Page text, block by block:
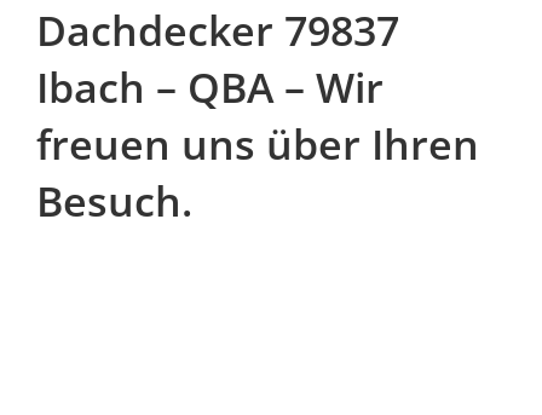
Dachdecker 79837
Ibach – QBA – Wir
freuen uns über Ihren
Besuch.